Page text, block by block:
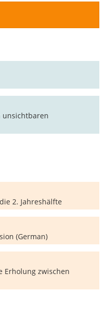
unsichtbaren
die 2. Jahreshälfte
(German)
Erholung zwischen